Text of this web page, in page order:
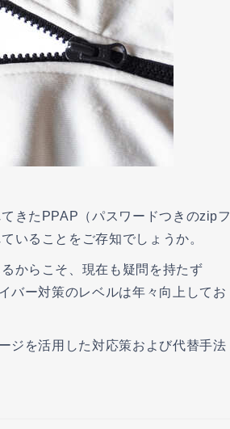
きたPPAP（パスワードつきのzipフ
いることをご存知でしょうか。
からこそ、現在も疑問を持たず
バー対策のレベルは年々向上してお
ジを活用した対応策および代替手法